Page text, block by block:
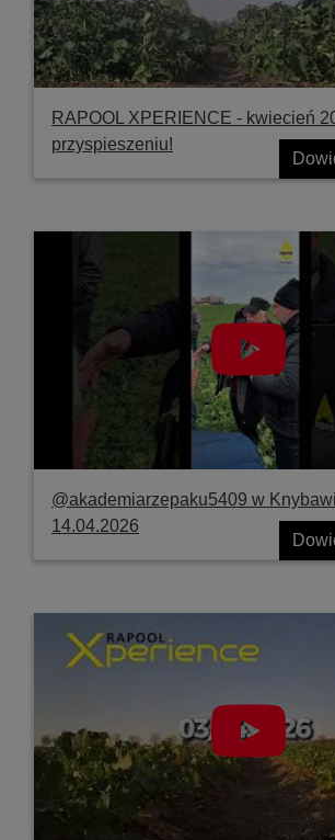
RAPOOL XPERIENCE - kwiecień
przyspieszeniu!
@akademiarzepaku5409 w
14.04.2026